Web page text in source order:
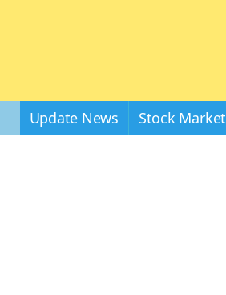
Update News Stock Market